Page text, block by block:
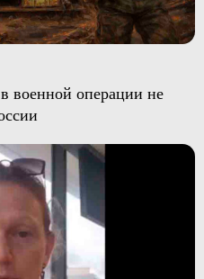
военной операции не